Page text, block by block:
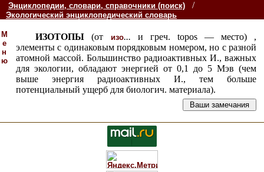
Энциклопедии, словари, справочники (поиск) /
Экологический энциклопедический словарь
М
е
н
ю
ИЗОТОПЫ(от изо... и греч. topos — место) ,
элементы с одинаковым порядковым номером, но с разной
атомной массой. Большинство радиоактивных И., важных
для экологии, обладают энергией от 0,1 до 5 Мэв (чем
выше энергия радиоактивных И., тем больше
потенциальный ущерб для биологич. материала).